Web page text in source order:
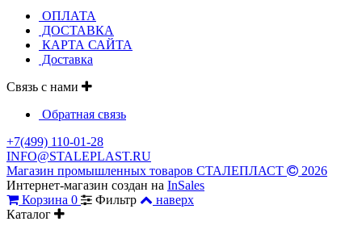
ОПЛАТА
ДОСТАВКА
КАРТА САЙТА
Доставка
Связь с нами
Обратная связь
+7(499) 110-01-28
INFO@STALEPLAST.RU
Магазин промышленных товаров СТАЛЕПЛАСТ
2026
Интернет-магазин создан на InSales
Корзина 0 Фильтр
наверх
Каталог